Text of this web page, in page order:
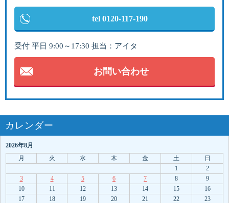
tel 0120-117-190
受付 平日 9:00～17:30 担当：アイタ
お問い合わせ
カレンダー
2026年8月
月
火 水 木 金 土
日
1
2
3
4 5 6 7 8
9
10
11 12 13 14 15
16
17
18 19 20 21 22
23